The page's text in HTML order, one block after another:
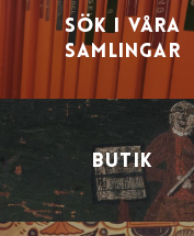
Sök i våra
samlingar
Butik